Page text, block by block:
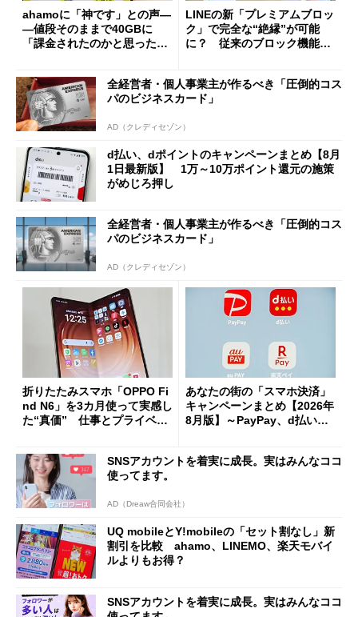
ahamoに「神です」との声―
―値段そのままで40GBに
「課金されたのかと思った」
LINEの新「プレミアムブロッ
ク」で完全な“絶縁”が可能
に？ 従来のブロック機能と
全経営者・個人事業主が作るべき「圧倒的コス
パのビジネスカード」
AD（クレディセゾン）
d払い、dポイントのキャンペーンまとめ【8月
1日最新版】 1万～10万ポイント還元の施策
がめじろ押し
全経営者・個人事業主が作るべき「圧倒的コス
パのビジネスカード」
AD（クレディセゾン）
折りたたみスマホ「OPPO Fi
nd N6」を3カ月使って実感し
た“真価” 仕事とプライベー
あなたの街の「スマホ決済」
キャンペーンまとめ【2026年
8月版】～PayPay、d払い、a
SNSアカウントを着実に成長。実はみんなココ
使ってます。
AD（Dreaw合同会社）
UQ mobileとY!mobileの「セット割なし」新
割引を比較 ahamo、LINEMO、楽天モバイ
ルよりもお得？
SNSアカウントを着実に成長。実はみんなココ